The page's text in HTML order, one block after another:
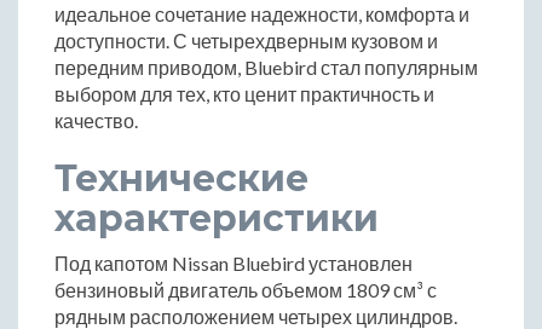
идеальное сочетание надежности, комфорта и
доступности. С четырехдверным кузовом и
передним приводом, Bluebird стал популярным
выбором для тех, кто ценит практичность и
качество.
Технические
характеристики
Под капотом Nissan Bluebird установлен
бензиновый двигатель объемом 1809 см³ с
рядным расположением четырех цилиндров.